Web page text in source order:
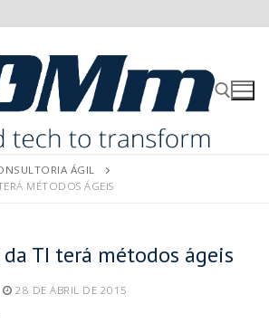
ÁGIL
MÉTODOS ÁGEIS
TI terá métodos ágeis
28 DE ABRIL DE 2015